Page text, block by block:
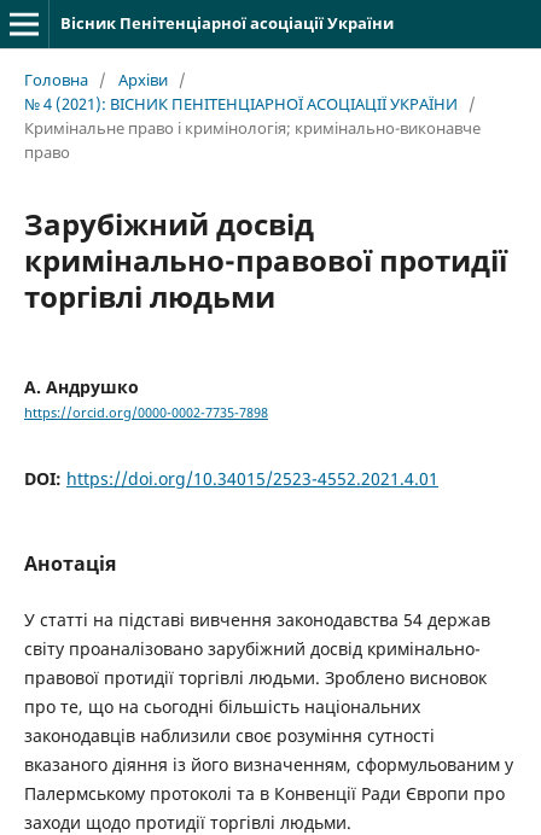
Вісник Пенітенціарної асоціації України
Головна / Архіви /
№ 4 (2021): ВІСНИК ПЕНІТЕНЦІАРНОЇ АСОЦІАЦІЇ УКРАЇНИ
/
Кримінальне право і кримінологія; кримінально-виконавче
право
Зарубіжний досвід
кримінально-правової протидії
торгівлі людьми
А. Андрушко
https://orcid.org/0000-0002-7735-7898
DOI: https://doi.org/10.34015/2523-4552.2021.4.01
Анотація
У статті на підставі вивчення законодавства 54 держав
світу проаналізовано зарубіжний досвід кримінально-
правової протидії торгівлі людьми. Зроблено висновок
про те, що на сьогодні більшість національних
законодавців наблизили своє розуміння сутності
вказаного діяння із його визначенням, сформульованим у
Палермському протоколі та в Конвенції Ради Європи про
заходи щодо протидії торгівлі людьми.